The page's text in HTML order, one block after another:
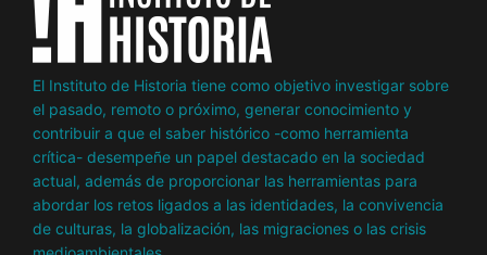
El Instituto de Historia tiene como objetivo investigar sobre
el pasado, remoto o próximo, generar conocimiento y
contribuir a que el saber histórico -como herramienta
crítica- desempeñe un papel destacado en la sociedad
actual, además de proporcionar las herramientas para
abordar los retos ligados a las identidades, la convivencia
de culturas, la globalización, las migraciones o las crisis